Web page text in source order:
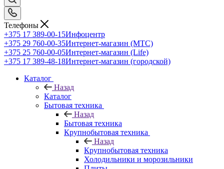
Телефоны
+375 17 389-00-15Инфоцентр
+375 29 760-00-35Интернет-магазин (МТС)
+375 25 760-00-05Интернет-магазин (Life)
+375 17 389-48-18Интернет-магазин (городской)
Каталог
Назад
Каталог
Бытовая техника
Назад
Бытовая техника
Крупнобытовая техника
Назад
Крупнобытовая техника
Холодильники и морозильники